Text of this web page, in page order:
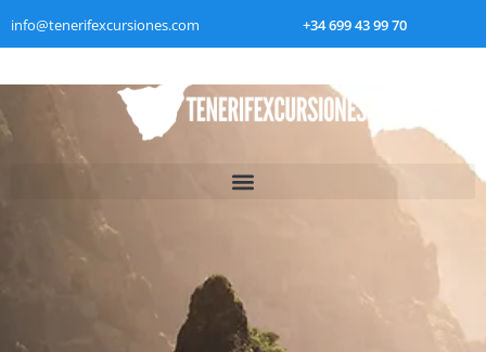
info@tenerifexcursiones.com +34 699 43 99 70